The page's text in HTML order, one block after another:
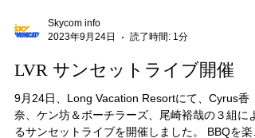
Skycom info
2023年9月24日
読了時間: 1分
LVR サンセットライブ開催